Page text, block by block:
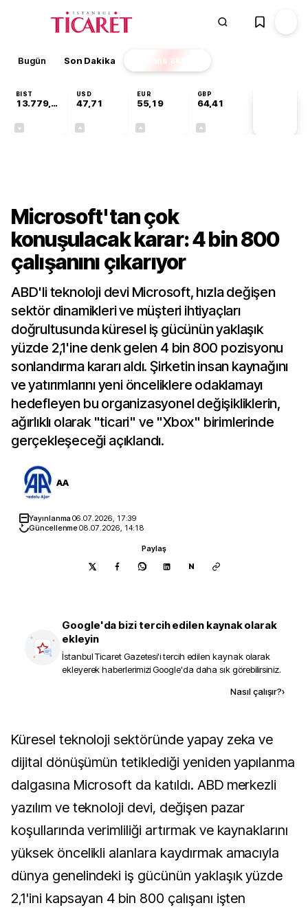
Bugün Son Dakika Finans EKSTRA
BIST
13.779,39
USD
47,71
EUR
55,19
GBP
64,41
Microsoft'tan çok
konuşulacak karar: 4 bin 800
çalışanını çıkarıyor
ABD'li teknoloji devi Microsoft, hızla değişen
sektör dinamikleri ve müşteri ihtiyaçları
doğrultusunda küresel iş gücünün yaklaşık
yüzde 2,1'ine denk gelen 4 bin 800 pozisyonu
sonlandırma kararı aldı. Şirketin insan kaynağını
ve yatırımlarını yeni önceliklere odaklamayı
hedefleyen bu organizasyonel değişikliklerin,
ağırlıklı olarak "ticari" ve "Xbox" birimlerinde
gerçekleşeceği açıklandı.
AA
Yayınlanma06.07.2026, 17:39
Güncellenme08.07.2026, 14:18
Paylaş
N
Google'da bizi tercih edilen kaynak olarak
ekleyin
İstanbul Ticaret Gazetesi'i tercih edilen kaynak olarak
ekleyerek haberlerimizi Google'da daha sık görebilirsiniz.
Nasıl çalışır?›
Küresel teknoloji sektöründe yapay zeka ve
dijital dönüşümün tetiklediği yeniden yapılanma
dalgasına Microsoft da katıldı. ABD merkezli
yazılım ve teknoloji devi, değişen pazar
koşullarında verimliliği artırmak ve kaynaklarını
yüksek öncelikli alanlara kaydırmak amacıyla
dünya genelindeki iş gücünün yaklaşık yüzde
2,1'ini kapsayan 4 bin 800 çalışanı işten